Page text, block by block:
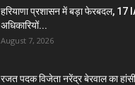
हरियाणा प्रशासन में बड़ा फेरबदल,
अधिकारियों...
August 7, 2026
रजत पदक विजेता नरेंद्र बेरवाल का